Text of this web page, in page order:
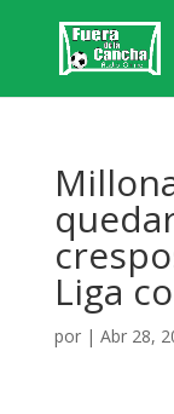
Liga
por | Abr 28,